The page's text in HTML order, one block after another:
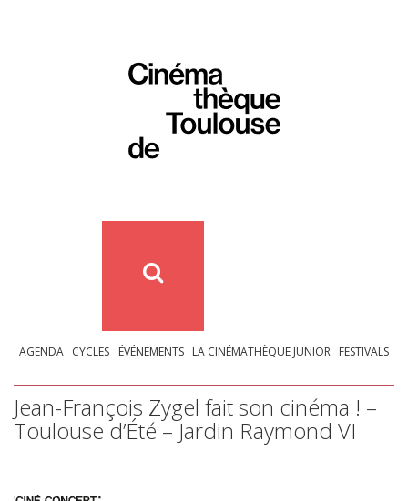
AGENDA CYCLES ÉVÉNEMENTS LA CINÉMATHÈQUE JUNIOR FESTIVALS
Jean-François Zygel fait son cinéma ! –
Toulouse d’Été – Jardin Raymond VI
.